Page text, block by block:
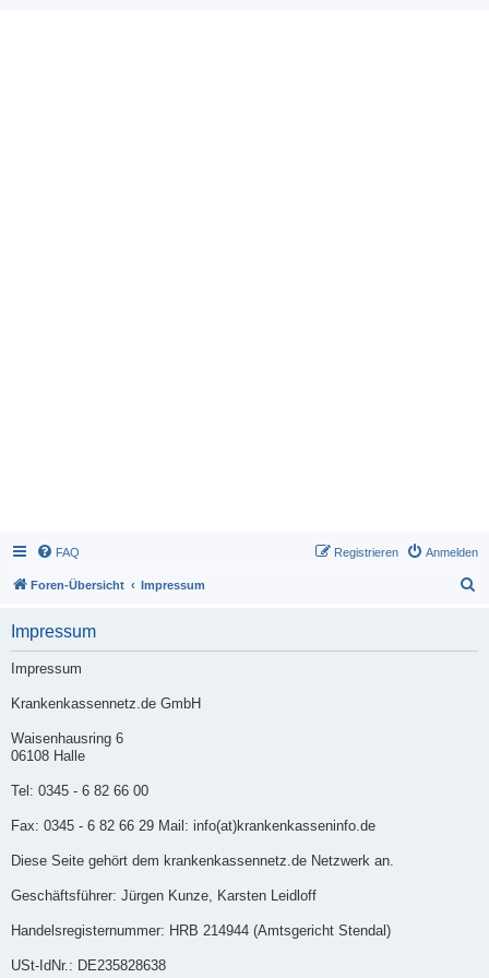
FAQ Anmelden
Registrieren
Foren-Übersicht Impressum
Impressum
Impressum
Krankenkassennetz.de GmbH
Waisenhausring 6
06108 Halle
Tel: 0345 - 6 82 66 00
Fax: 0345 - 6 82 66 29 Mail: info(at)krankenkasseninfo.de
Diese Seite gehört dem krankenkassennetz.de Netzwerk an.
Geschäftsführer: Jürgen Kunze, Karsten Leidloff
Handelsregisternummer: HRB 214944 (Amtsgericht Stendal)
USt-IdNr.: DE235828638